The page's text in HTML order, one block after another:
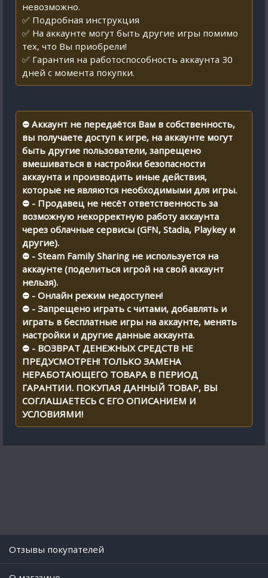
невозможно.
✅ Подробная инструкция
✅ На аккаунте могут быть другие игры помимо
тех, что Вы приобрели!
✅ Гарантия на работоспособность аккаунта 30
дней с момента покупки.
⛔ Аккаунт не передаётся Вам в собственность,
вы получаете доступ к игре, на аккаунте могут
быть другие пользователи, запрещено
вмешиваться в настройки безопасности
аккаунта и производить иные действия,
которые не являются необходимыми для игры.
⛔ - Продавец не несёт ответственность за
возможную некорректную работу аккаунта
через облачные сервисы (GFN, Stadia, Playkey и
другие).
⛔ - Steam Family Sharing не используется на
аккаунте (поделиться игрой на свой аккаунт
нельзя).
⛔ - Онлайн режим недоступен!
⛔ - Запрещено играть с читами, добавлять и
играть в бесплатные игры на аккаунте, менять
настройки и другие данные аккаунта.
⛔ - ВОЗВРАТ ДЕНЕЖНЫХ СРЕДСТВ НЕ
ПРЕДУСМОТРЕН! ТОЛЬКО ЗАМЕНА
НЕРАБОТАЮЩЕГО ТОВАРА В ПЕРИОД
ГАРАНТИИ. ПОКУПАЯ ДАННЫЙ ТОВАР, ВЫ
СОГЛАШАЕТЕСЬ С ЕГО ОПИСАНИЕМ И
УСЛОВИЯМИ!
Отзывы покупателей